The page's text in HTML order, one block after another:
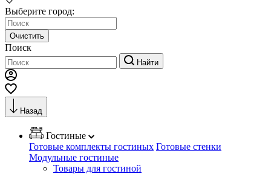
Выберите город:
Очистить
Поиск
Найти
Назад
Гостиные
Готовые комплекты гостиных Готовые стенки
Модульные гостиные
Товары для гостиной